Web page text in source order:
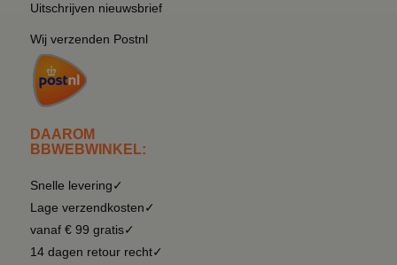
Uitschrijven nieuwsbrief
Wij verzenden Postnl
DAAROM
BBWEBWINKEL:
Snelle levering✓
Lage verzendkosten✓
vanaf € 99 gratis✓
14 dagen retour recht✓